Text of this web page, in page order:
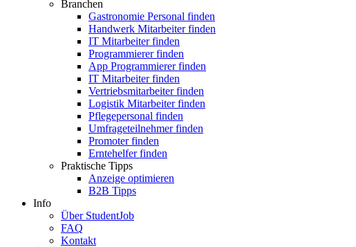
Branchen
Gastronomie Personal finden
Handwerk Mitarbeiter finden
IT Mitarbeiter finden
Programmierer finden
App Programmierer finden
IT Mitarbeiter finden
Vertriebsmitarbeiter finden
Logistik Mitarbeiter finden
Pflegepersonal finden
Umfrageteilnehmer finden
Promoter finden
Erntehelfer finden
Praktische Tipps
Anzeige optimieren
B2B Tipps
Info
Über StudentJob
FAQ
Kontakt